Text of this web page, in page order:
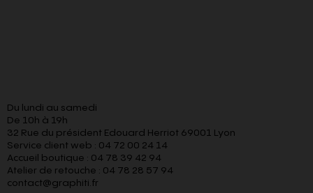
Du lundi au samedi
De 10h à 19h
32 Rue du président Edouard Herriot 69001 Lyon
Service client web : 04 72 00 24 14
Accueil boutique : 04 78 39 42 94
Atelier de retouche : 04 78 28 57 94
contact@graphiti.fr